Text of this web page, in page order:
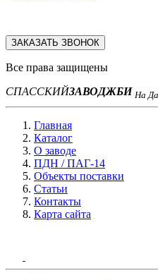
ЗАКАЗАТЬ ЗВОНОК
Все права защищены
СПАССКИЙЗАВОДЖБИ На
Главная
Каталог
О заводе
ПДН / ПАГ-14
Объекты поставки
Статьи
Контакты
Карта сайта